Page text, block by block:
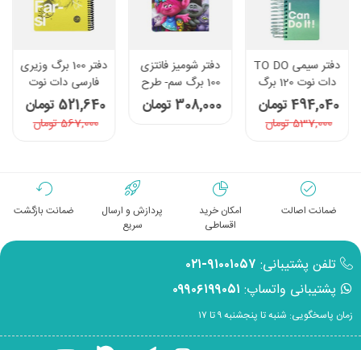
دفتر سیمی TO DO
دات نوت 120 برگ
طرح I Can Do It
494,040 تومان
537,000 تومان
دفتر شومیز فانتزی
100 برگ سم- طرح
Trolls
308,000 تومان
دفتر 100 برگ وزیری
فارسی دات نوت
سری چهره ها رنگ
زرد
521,640 تومان
567,000 تومان
ضمانت اصالت
امکان خرید
اقساطی
پردازش و ارسال
سریع
ضمانت بازگشت
تلفن پشتیبانی: ۹۱۰۰۱۰۵۷-۰۲۱
پشتیبانی واتساپ: ۰۹۹۰۶۱۹۹۰۵۱
زمان پاسخگویی: شنبه تا پنجشنبه ۹ تا ۱۷